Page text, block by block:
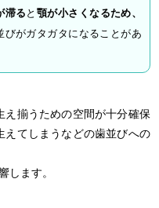
滞る と 顎が小さくなるため、
びがガタガタになることがあ
え揃うための空間が十分確保
えてしまうなどの歯並びへの
します。